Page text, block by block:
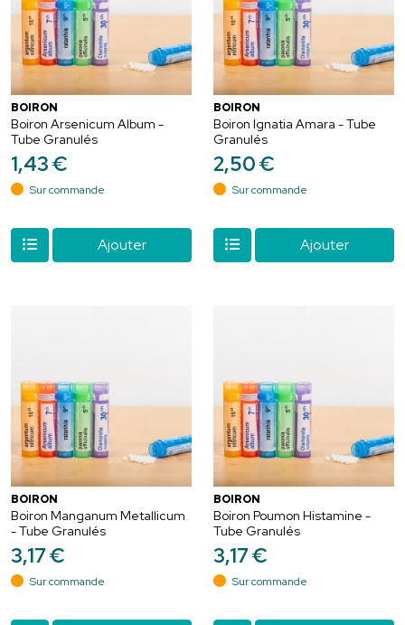
BOIRON
Boiron Arsenicum Album -
Tube Granulés
1,43€
Sur commande
Ajouter
BOIRON
Boiron Ignatia Amara - Tube
Granulés
2,50€
Sur commande
Ajouter
BOIRON
Boiron Manganum Metallicum
- Tube Granulés
3,17€
Sur commande
BOIRON
Boiron Poumon Histamine -
Tube Granulés
3,17€
Sur commande